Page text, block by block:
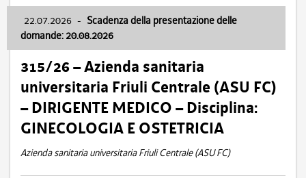
22.07.2026 - Scadenza della presentazione delle
domande: 20.08.2026
315/26 – Azienda sanitaria
universitaria Friuli Centrale (ASU FC)
– DIRIGENTE MEDICO – Disciplina:
GINECOLOGIA E OSTETRICIA
Azienda sanitaria universitaria Friuli Centrale (ASU FC)